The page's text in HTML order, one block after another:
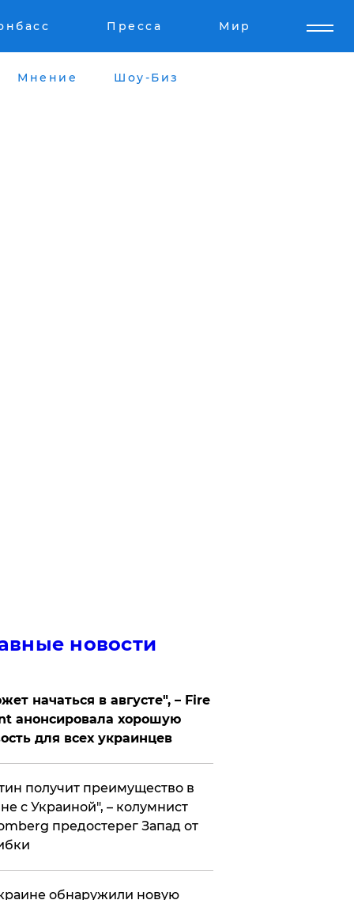
Пресса Мир
Мнение Шоу-Биз
новости
начаться в августе", – Fire
анонсировала хорошую
для всех украинцев
получит преимущество в
с Украиной", – колумнист
предостерег Запад от
обнаружили новую